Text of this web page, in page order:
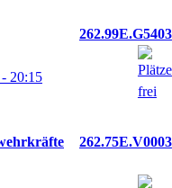
262.99E.G5403
- 20:15
262.75E.V0003